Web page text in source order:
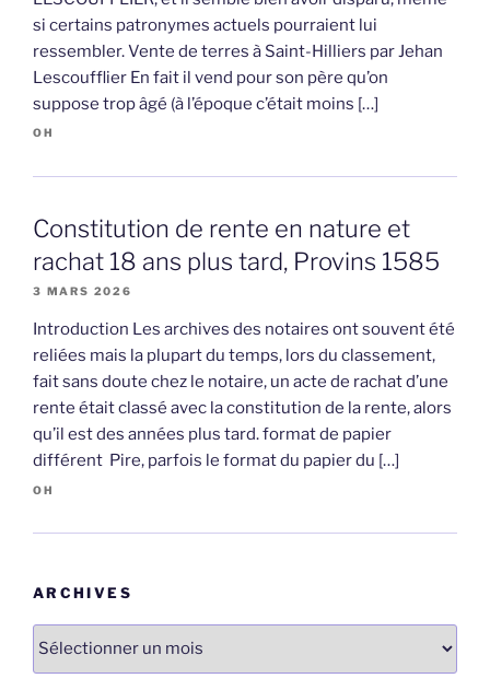
si certains patronymes actuels pourraient lui
ressembler. Vente de terres à Saint-Hilliers par Jehan
Lescoufflier En fait il vend pour son père qu’on
suppose trop âgé (à l’époque c’était moins […]
OH
Constitution de rente en nature et
rachat 18 ans plus tard, Provins 1585
3 MARS 2026
Introduction Les archives des notaires ont souvent été
reliées mais la plupart du temps, lors du classement,
fait sans doute chez le notaire, un acte de rachat d’une
rente était classé avec la constitution de la rente, alors
qu’il est des années plus tard. format de papier
différent Pire, parfois le format du papier du […]
OH
ARCHIVES
Archives